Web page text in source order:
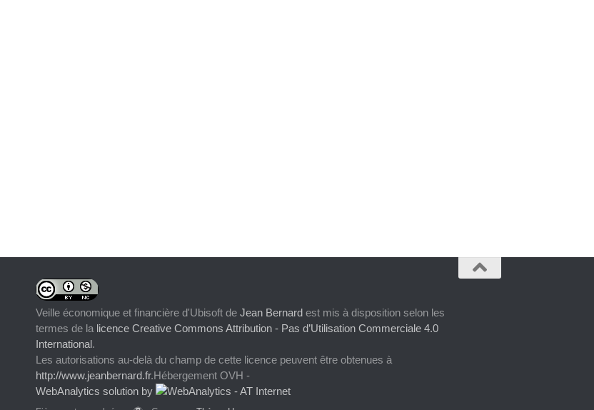
Veille économique et financière d'Ubisoft de Jean Bernard est mis à disposition selon les
termes de la licence Creative Commons Attribution - Pas d’Utilisation Commerciale 4.0
International.
Les autorisations au-delà du champ de cette licence peuvent être obtenues à
http://www.jeanbernard.fr.Hébergement OVH -
WebAnalytics solution by